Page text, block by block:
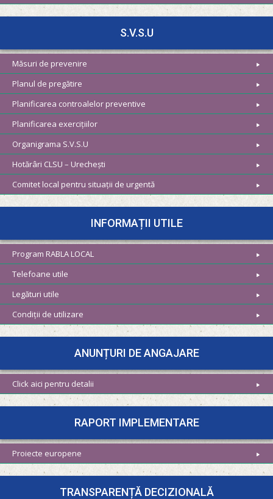
S.V.S.U
Măsuri de prevenire
Planul de pregătire
Planificarea controalelor preventive
Planificarea exercițiilor
Organigrama S.V.S.U
Hotărâri CLSU – Urechești
Comitet local pentru situații de urgentă
INFORMAȚII UTILE
Program RABLA LOCAL
Telefoane utile
Legături utile
Condiții de utilizare
ANUNȚURI DE ANGAJARE
Click aici pentru detalii
RAPORT IMPLEMENTARE
Proiecte europene
TRANSPARENȚĂ DECIZIONALĂ